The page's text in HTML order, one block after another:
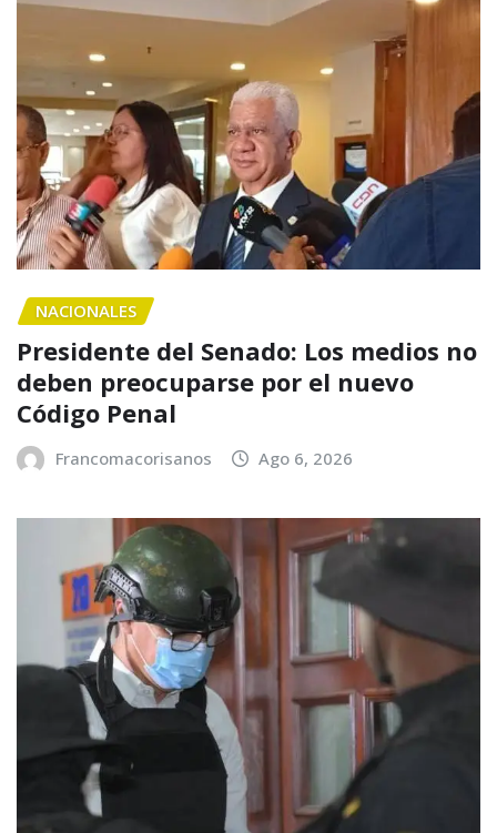
NACIONALES
Presidente del Senado: Los medios no
deben preocuparse por el nuevo
Código Penal
Francomacorisanos Ago 6, 2026